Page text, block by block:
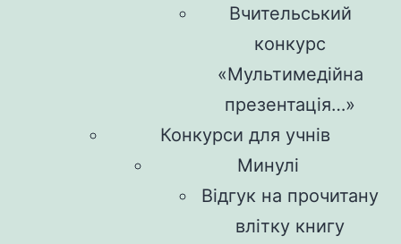
Вчительський
конкурс
«Мультимедійна
презентація…»
Конкурси для учнів
Минулі
Відгук на прочитану
влітку книгу